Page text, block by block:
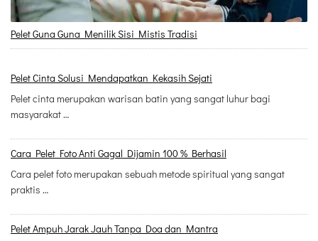
Pelet Guna Guna Menilik Sisi Mistis Tradisi
Pelet Cinta Solusi Mendapatkan Kekasih Sejati
Pelet cinta merupakan warisan batin yang sangat luhur bagi
masyarakat …
Cara Pelet Foto Anti Gagal Dijamin 100 % Berhasil
Cara pelet foto merupakan sebuah metode spiritual yang sangat
praktis …
Pelet Ampuh Jarak Jauh Tanpa Doa dan Mantra